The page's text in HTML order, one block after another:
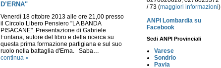
D’ERNA"
Venerdì 18 ottobre 2013 alle ore 21,00 presso
il Circolo Libero Pensiero "LA BANDA
PISACANE". Presentazione di Gabriele
Fontana, autore del libro e della ricerca su
questa prima formazione partigiana e sul suo
ruolo nella battaglia d'Erna. Saba…
continua »
/ 73 (maggiori informazioni)
ANPI Lombardia su
Facebook
Sedi ANPI Provinciali
Varese
Sondrio
Pavia